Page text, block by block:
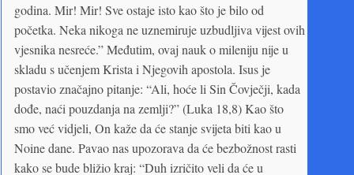
godina. Mir! Mir! Sve ostaje isto kao što je bilo od
početka. Neka nikoga ne uznemiruje uzbudljiva vijest ovih
vjesnika nesreće.” Međutim, ovaj nauk o mileniju nije u
skladu s učenjem Krista i Njegovih apostola. Isus je
postavio značajno pitanje: “Ali, hoće li Sin Čovječji, kada
dođe, naći pouzdanja na zemlji?” (Luka 18,8) Kao što
smo već vidjeli, On kaže da će stanje svijeta biti kao u
Noine dane. Pavao nas upozorava da će bezbožnost rasti
kako se bude bližio kraj: “Duh izričito veli da će u